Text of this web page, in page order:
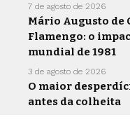
7 de agosto de 2026
Mário Augusto de
Flamengo: o
mundial de 1981
3 de agosto de 2026
O maior
antes da colheita